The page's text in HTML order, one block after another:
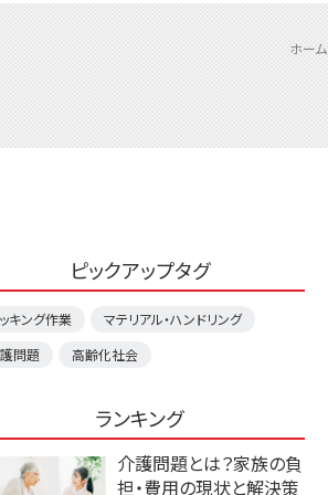
ホーム
ピックアップタグ
キング作業
マテリアル・ハンドリング
問題
高齢化社会
ランキング
介護問題とは？家族の負
担・費用の現状と解決策